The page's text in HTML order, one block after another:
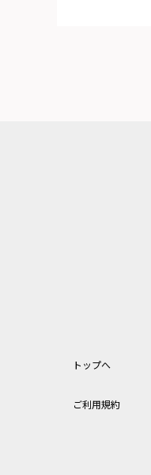
トップへ
ご利用規約